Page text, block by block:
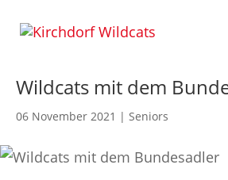
Wildcats mit dem
06 November 2021 | Seniors